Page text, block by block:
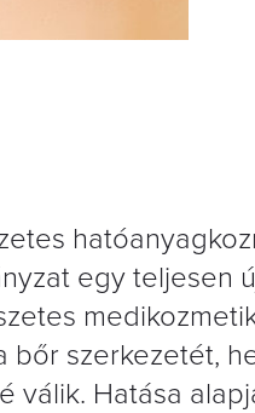
egy teljesen
szerkezetét,
válik. Hatása